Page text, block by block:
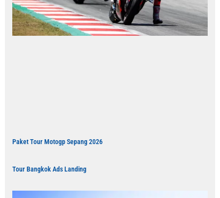
Paket Tour Motogp Sepang 2026
Tour Bangkok Ads Landing